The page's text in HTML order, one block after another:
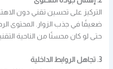
التركيز على تحسين تقني دون
ضعيفًا في جذب الزوار. المحتوى
حتى لو كان محسنًا من الناحية
3. تجاهل الروابط الداخلية